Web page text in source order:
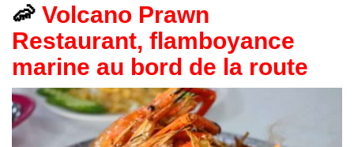
🦐 Volcano Prawn
Restaurant, flamboyance
marine au bord de la route